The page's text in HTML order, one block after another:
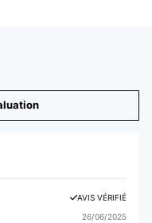
AVIS VÉRIFIÉ
26/06/2025